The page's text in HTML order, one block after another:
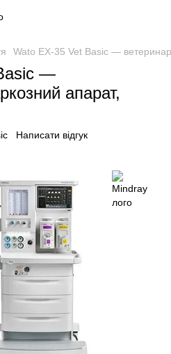
Wato EX-35 Vet Basic —
—
апарат,
Написати відгук